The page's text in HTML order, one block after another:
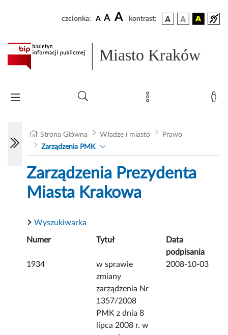
czcionka: A A A kontrast:
Miasto Kraków
Strona Główna Władze i miasto
Prawo
Zarządzenia PMK
Zarządzenia Prezydenta
Miasta Krakowa
Wyszukiwarka
Numer Tytuł
Data
podpisania
1934
w sprawie
zmiany
zarządzenia Nr
1357/2008
PMK z dnia 8
lipca 2008 r. w
2008-10-03